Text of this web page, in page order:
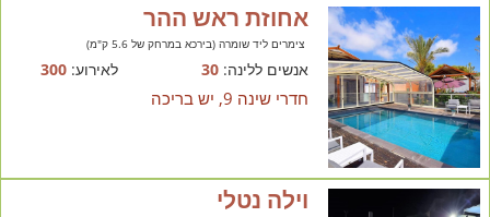
אחוזת ראש ההר
צימרים ליד שומרה (בירכא במרחק של 5.6 ק"מ)
אנשים ללינה:30 לאירוע:300
חדרי שינה 9, יש בריכה
וילה נטלי